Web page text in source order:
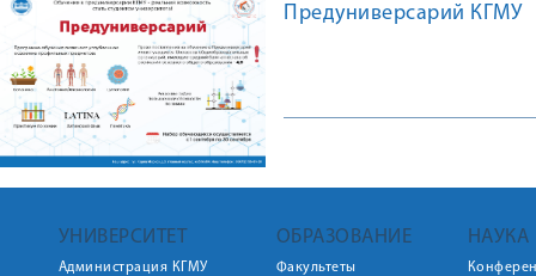
Предуниверсарий КГМУ
УНИВЕРСИТЕТ
Администрация КГМУ
ОБРАЗОВАНИЕ
Факультеты
НАУКА